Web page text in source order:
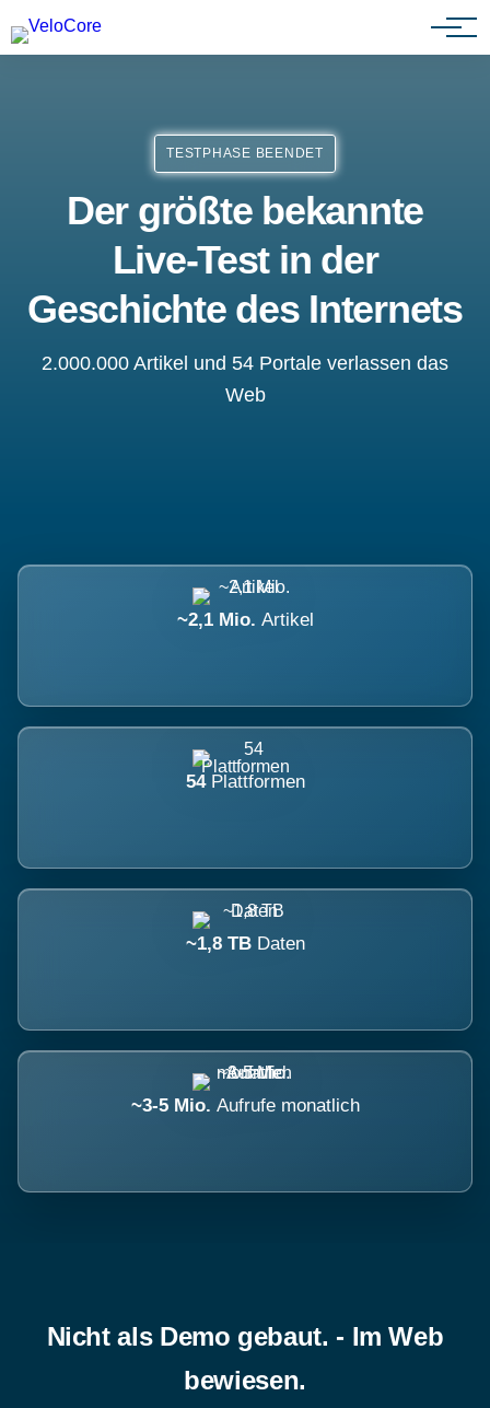
Partnerprogramm
TESTPHASE BEENDET
Der größte bekannte
Live-Test in der
Geschichte des Internets
2.000.000 Artikel und 54 Portale verlassen das
Web
~2,1 Mio. Artikel
54 Plattformen
~1,8 TB Daten
~3-5 Mio. Aufrufe monatlich
Nicht als Demo gebaut. - Im Web
bewiesen.